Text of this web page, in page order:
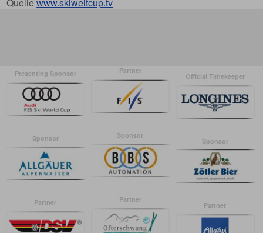
Presenting Sponsor Partner
Official Timekeeper
Sponsor Sponsor
Sponsor
Partner Partner
Partner